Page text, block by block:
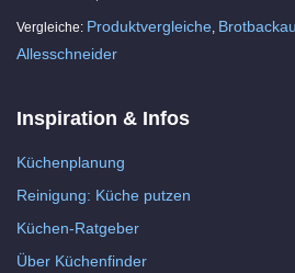
Vergleiche: Produktvergleiche
Allesschneider
Inspiration & Infos
Küchenplanung
Reinigung: Küche putzen
Küchen-Ratgeber
Über Küchenfinder